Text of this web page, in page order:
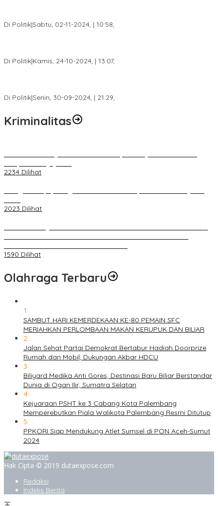
Di Politik|Sabtu, 02-11-2024, | 10:58,
Di Politik|Kamis, 24-10-2024, | 13:07,
Di Politik|Senin, 30-09-2024, | 21:29,
Kriminalitas
2234 Dilihat
2023 Dilihat
1590 Dilihat
Olahraga Terbaru
1
SAMBUT HARI KEMERDEKAAN KE-80 PEMAIN SFC
MERIAHKAN PERLOMBAAN MAKAN KERUPUK DAN BILIAR
2
Jalan Sehat Partai Demokrat Bertabur Hadiah Doorprize
Rumah dan Mobil, Dukungan Akbar HDCU
3
Biliyard Medika Anti Gores, Destinasi Baru Biliar Berstandar
Dunia di Ogan Ilir, Sumatra Selatan
4
Kejuaraan PSHT ke 3 Cabang Kota Palembang
Memperebutkan Piala Walikota Palembang Resmi Ditutup
5
PPKORI Siap Mendukung Atlet Sumsel di PON Aceh-Sumut
2024
Hak Cipta © 2019 dutaexpose.com
Redaksi
Indeks Berita